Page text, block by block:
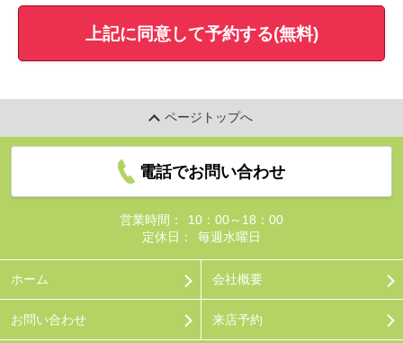
上記に同意して予約する(無料)
ページトップへ
電話でお問い合わせ
営業時間：
10：00～18：00
定休日：
毎週水曜日
ホーム 会社概要
お問い合わせ 来店予約